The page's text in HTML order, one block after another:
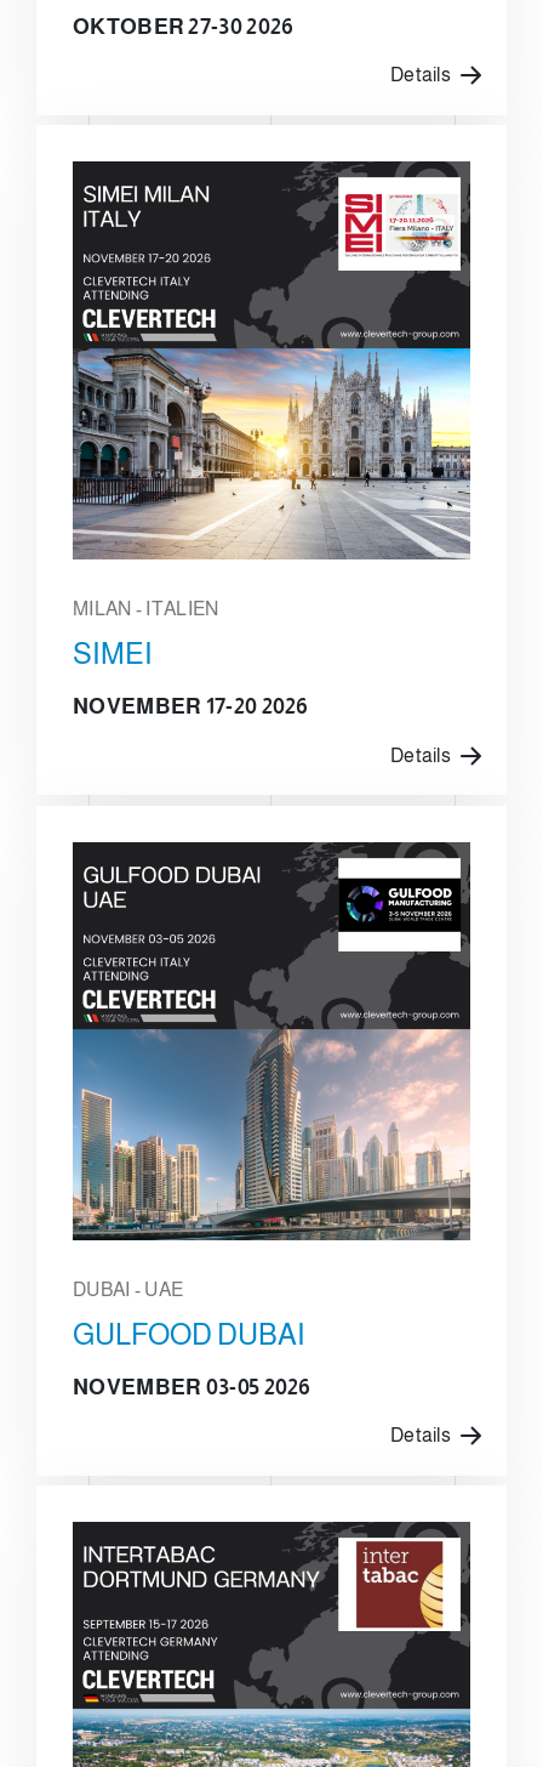
OKTOBER 27-30 2026
Details
MILAN - ITALIEN
SIMEI
NOVEMBER 17-20 2026
Details
DUBAI - UAE
GULFOOD DUBAI
NOVEMBER 03-05 2026
Details